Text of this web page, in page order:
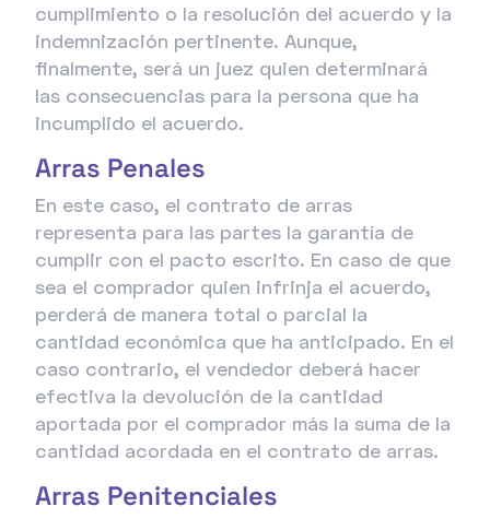
cumplimiento o la resolución del acuerdo y la
indemnización pertinente. Aunque,
finalmente, será un juez quien determinará
las consecuencias para la persona que ha
incumplido el acuerdo.
Arras Penales
En este caso, el contrato de arras
representa para las partes la garantía de
cumplir con el pacto escrito. En caso de que
sea el comprador quien infrinja el acuerdo,
perderá de manera total o parcial la
cantidad económica que ha anticipado. En el
caso contrario, el vendedor deberá hacer
efectiva la devolución de la cantidad
aportada por el comprador más la suma de la
cantidad acordada en el contrato de arras.
Arras Penitenciales